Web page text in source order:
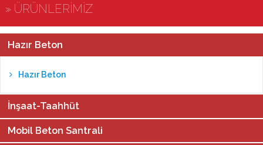
» ÜRÜNLERİMİZ
Hazır Beton
Hazır Beton
İnşaat-Taahhüt
Mobil Beton Santrali